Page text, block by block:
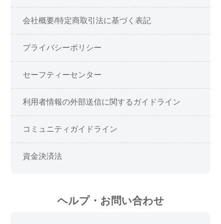
会社概要/特定商取引法に基づく表記
プライバシーポリシー
セーフティーセンター
利用者情報の外部送信に関するガイドライン
コミュニティガイドライン
資金決済法
ヘルプ・お問い合わせ